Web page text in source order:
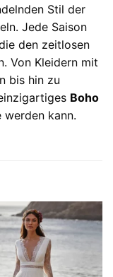
Stil der
Jede Saison
den zeitlosen
Von Kleidern mit
bis hin zu
Boho
werden kann.